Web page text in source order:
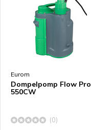
Eurom
Dompelpomp Flow Pro
550CW
(0)